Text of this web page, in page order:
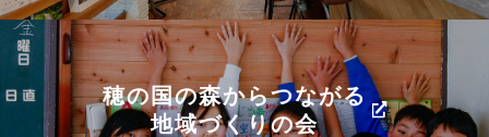
穂の国の森からつながる
地域づくりの会